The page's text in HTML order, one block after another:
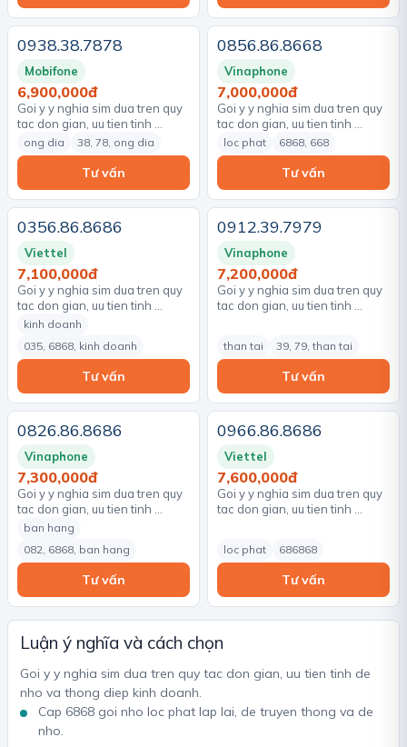
0938.38.7878
Mobifone
6,900,000đ
Goi y y nghia sim dua tren quy
tac don gian, uu tien tinh …
ong dia 38, 78, ong dia
Tư vấn
0856.86.8668
Vinaphone
7,000,000đ
Goi y y nghia sim dua tren quy
tac don gian, uu tien tinh …
loc phat 6868, 668
Tư vấn
0356.86.8686
Viettel
7,100,000đ
Goi y y nghia sim dua tren quy
tac don gian, uu tien tinh …
kinh doanh
035, 6868, kinh doanh
Tư vấn
0912.39.7979
Vinaphone
7,200,000đ
Goi y y nghia sim dua tren quy
tac don gian, uu tien tinh …
than tai 39, 79, than tai
Tư vấn
0826.86.8686
Vinaphone
7,300,000đ
Goi y y nghia sim dua tren quy
tac don gian, uu tien tinh …
ban hang
082, 6868, ban hang
Tư vấn
0966.86.8686
Viettel
7,600,000đ
Goi y y nghia sim dua tren quy
tac don gian, uu tien tinh …
loc phat 686868
Tư vấn
Luận ý nghĩa và cách chọn
Goi y y nghia sim dua tren quy tac don gian, uu tien tinh de
nho va thong diep kinh doanh.
Cap 6868 goi nho loc phat lap lai, de truyen thong va de
nho.